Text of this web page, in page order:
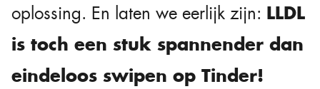
oplossing. En laten we eerlijk zijn: LLDL
is toch een stuk spannender dan
eindeloos swipen op Tinder!